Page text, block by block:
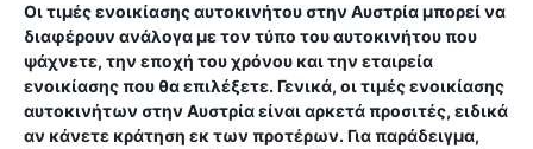
Οι τιμές ενοικίασης αυτοκινήτου στην Αυστρία μπορεί να
διαφέρουν ανάλογα με τον τύπο του αυτοκινήτου που
ψάχνετε, την εποχή του χρόνου και την εταιρεία
ενοικίασης που θα επιλέξετε. Γενικά, οι τιμές ενοικίασης
αυτοκινήτων στην Αυστρία είναι αρκετά προσιτές, ειδικά
αν κάνετε κράτηση εκ των προτέρων. Για παράδειγμα,